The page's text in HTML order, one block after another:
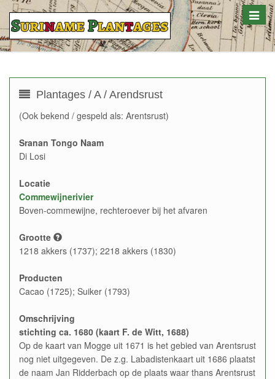
Toggle
Plantages / A / Arendsrust
(Ook bekend / gespeld als: Arentsrust)
Sranan Tongo Naam
Di Losi
Locatie
Commewijnerivier
Boven-commewijne, rechteroever bij het afvaren
Grootte
1218 akkers (1737); 2218 akkers (1830)
Producten
Cacao (1725); Suiker (1793)
Omschrijving
stichting ca. 1680 (kaart F. de Witt, 1688)
Op de kaart van Mogge uit 1671 is het gebied van Arentsrust
nog niet uitgegeven. De z.g. Labadistenkaart uit 1686 plaatst
de naam Jan Ridderbach op de plaats waar thans Arentsrust